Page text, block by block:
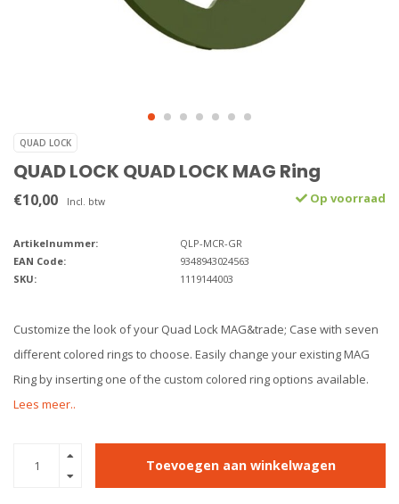
QUAD LOCK
QUAD LOCK QUAD LOCK MAG Ring
€10,00 Incl. btw Op voorraad
Artikelnummer:
QLP-MCR-GR
EAN Code:
9348943024563
SKU:
1119144003
Customize the look of your Quad Lock MAG&trade; Case with seven
different colored rings to choose. Easily change your existing MAG
Ring by inserting one of the custom colored ring options available.
Lees meer..
Toevoegen aan winkelwagen